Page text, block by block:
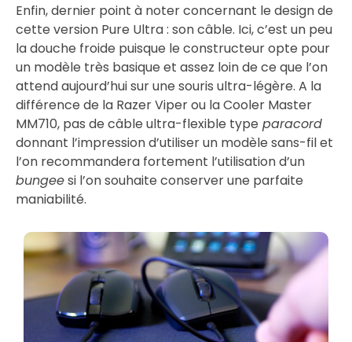
Enfin, dernier point à noter concernant le design de
cette version Pure Ultra : son câble. Ici, c’est un peu
la douche froide puisque le constructeur opte pour
un modèle très basique et assez loin de ce que l’on
attend aujourd’hui sur une souris ultra-légère. A la
différence de la Razer Viper ou la Cooler Master
MM710, pas de câble ultra-flexible type paracord
donnant l’impression d’utiliser un modèle sans-fil et
l’on recommandera fortement l’utilisation d’un
bungeesi l’on souhaite conserver une parfaite
maniabilité.